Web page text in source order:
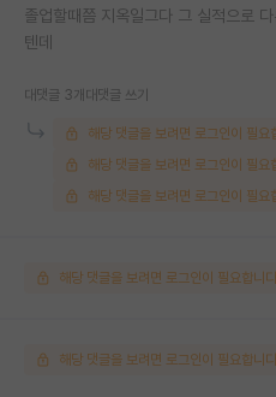
졸업할때쯤 지옥일그다 그 실적으로
텐데
대댓글 3개 대댓글 쓰기
해당 댓글을 보려면 로그인이 필요
해당 댓글을 보려면 로그인이 필요
해당 댓글을 보려면 로그인이 필요
해당 댓글을 보려면 로그인이 필요합니
해당 댓글을 보려면 로그인이 필요합니